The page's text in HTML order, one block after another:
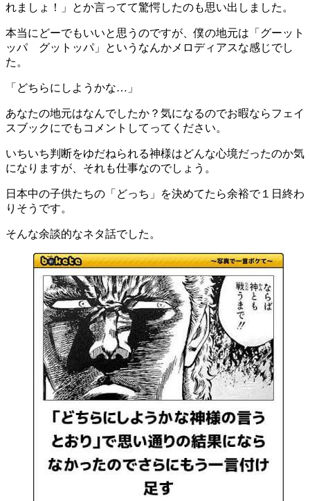
れましょ！」とか言ってて驚愕したのも思い出しました。
本当にどーでもいいと思うのですが、僕の地元は「グーット
ッパ グットッパ」というなんかメロディアスな感じでし
た。
「どちらにしようかな…」
あなたの地元はなんでしたか？気になるのでお暇ならフェイ
スブックにでもコメントしてってください。
いちいち判断をゆだねられる神様はどんな心境だったのか気
になりますが、それも仕事なのでしょう。
日本中の子供たちの「どっち」を決めてたら余裕で１日終わ
りそうです。
そんな余談的なネタ話でした。